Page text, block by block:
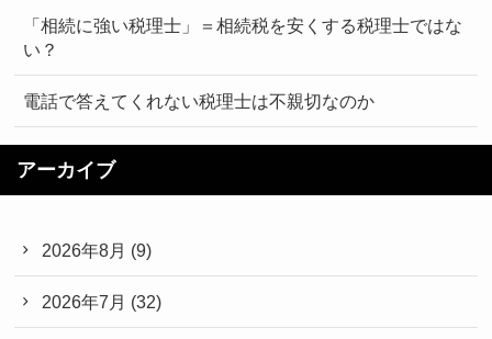
「相続に強い税理士」＝相続税を安くする税理士ではな
い？
電話で答えてくれない税理士は不親切なのか
アーカイブ
2026年8月 (9)
2026年7月 (32)